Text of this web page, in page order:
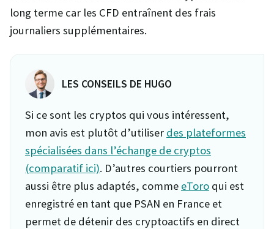
long terme car les CFD entraînent des frais
journaliers supplémentaires.
LES CONSEILS DE HUGO
Si ce sont les cryptos qui vous intéressent,
mon avis est plutôt d’utiliser des plateformes
spécialisées dans l’échange de cryptos
(comparatif ici). D’autres courtiers pourront
aussi être plus adaptés, comme eToro qui est
enregistré en tant que PSAN en France et
permet de détenir des cryptoactifs en direct